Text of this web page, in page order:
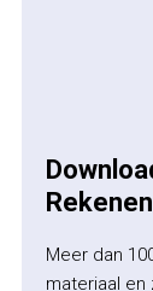
Rekenen
Meer dan
materiaal en